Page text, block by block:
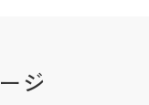
ジ